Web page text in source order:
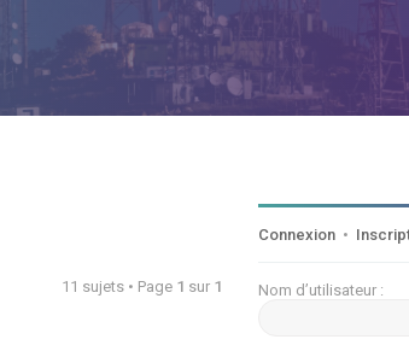
11 sujets • Page 1 sur 1
Connexion •
Nom d’utilisateur :